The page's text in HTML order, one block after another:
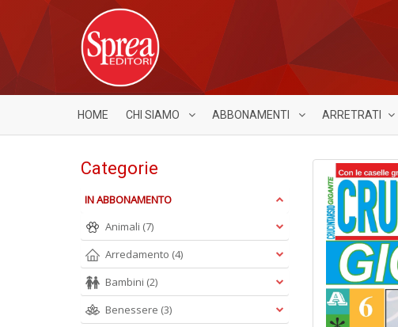
HOME CHI SIAMO ABBONAMENTI ARRETRATI
Categorie
IN ABBONAMENTO
Animali (7)
Arredamento (4)
Bambini (2)
Benessere (3)